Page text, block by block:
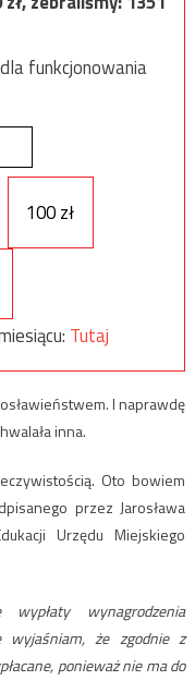
funkcjonowania
100 zł
Tutaj
I naprawdę
inna.
Oto bowiem
przez Jarosława
Urzędu Miejskiego
wynagrodzenia
wyjaśniam, że zgodnie z
ponieważ nie ma do